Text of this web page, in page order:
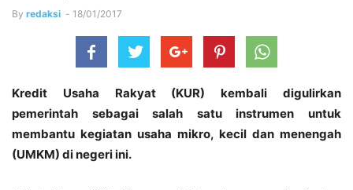
By redaksi - 18/01/2017
Kredit Usaha Rakyat (KUR) kembali digulirkan
pemerintah sebagai salah satu instrumen untuk
membantu kegiatan usaha mikro, kecil dan menengah
(UMKM) di negeri ini.